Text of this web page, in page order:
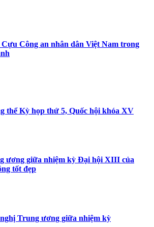
Công an nhân dân Việt Nam trong
thể Kỳ họp thứ 5, Quốc hội khóa XV
ương giữa nhiệm kỳ Đại hội XIII của
tốt đẹp
Trung ương giữa nhiệm kỳ